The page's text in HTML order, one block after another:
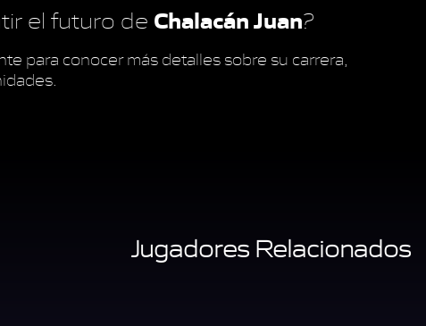
el futuro de Chalacán Juan?
para conocer más detalles sobre su carrera,
Jugadores Relacionados